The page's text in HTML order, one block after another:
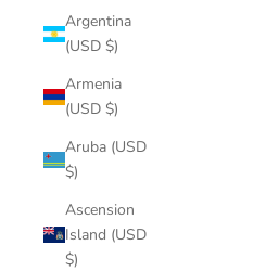
Argentina
(USD $)
Armenia
(USD $)
Aruba (USD
$)
Ascension
Island (USD
$)